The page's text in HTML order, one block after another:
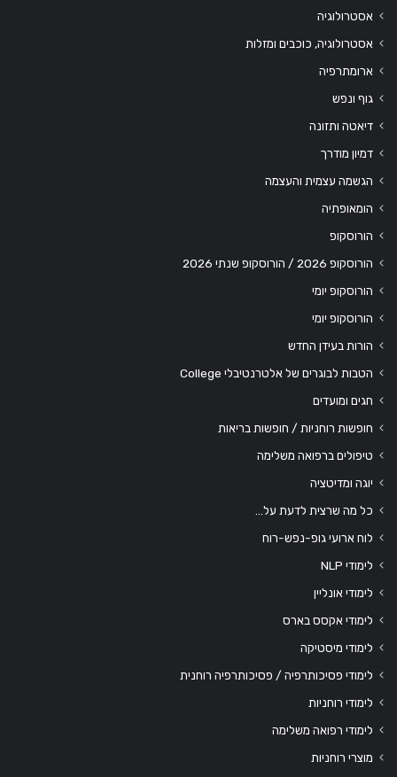
אסטרולוגיה
אסטרולוגיה, כוכבים ומזלות
ארומתרפיה
גוף ונפש
דיאטה ותזונה
דמיון מודרך
הגשמה עצמית והעצמה
הומאופתיה
הורוסקופ
הורוסקופ 2026 / הורוסקופ שנתי 2026
הורוסקופ יומי
הורוסקופ יומי
הורות בעידן החדש
הטבות לבוגרים של אלטרנטיבלי College
חגים ומועדים
חופשות רוחניות / חופשות בריאות
טיפולים ברפואה משלימה
יוגה ומדיטציה
כל מה שרצית לדעת על…
לוח ארועי גופ-נפש-רוח
לימודי NLP
לימודי אונליין
לימודי אקסס בארס
לימודי מיסטיקה
לימודי פסיכותרפיה / פסיכותרפיה רוחנית
לימודי רוחניות
לימודי רפואה משלימה
מוצרי רוחניות